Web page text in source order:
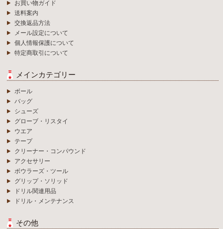
お買い物ガイド
送料案内
交換返品方法
メール設定について
個人情報保護について
特定商取引について
メインカテゴリー
ボール
バッグ
シューズ
グローブ・リスタイ
ウエア
テープ
クリーナー・コンパウンド
アクセサリー
ボウラーズ・ツール
グリップ・ソリッド
ドリル関連用品
ドリル・メンテナンス
その他